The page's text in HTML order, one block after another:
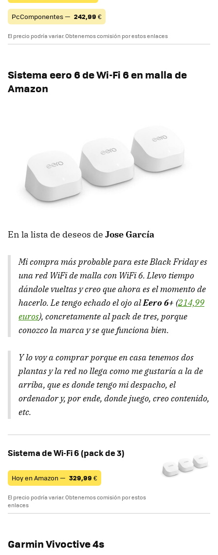
PcComponentes — 242,99 €
El precio podría variar. Obtenemos comisión por estos enlaces
Sistema eero 6 de Wi-Fi 6 en malla de
Amazon
En la lista de deseos de Jose García
Mi compra más probable para este Black Friday es
una red WiFi de malla con WiFi 6. Llevo tiempo
dándole vueltas y creo que ahora es el momento de
hacerlo. Le tengo echado el ojo alEero 6+ (214,99
euros), concretamente al pack de tres, porque
conozco la marca y se que funciona bien.
Y lo voy a comprar porque en casa tenemos dos
plantas y la red no llega como me gustaría a la de
arriba, que es donde tengo mi despacho, el
ordenador y, por ende, donde juego, creo contenido,
etc.
Sistema de Wi-Fi 6 (pack de 3)
Hoy en Amazon — 329,99 €
El precio podría variar. Obtenemos comisión por estos
enlaces
Garmin Vivoctive 4s